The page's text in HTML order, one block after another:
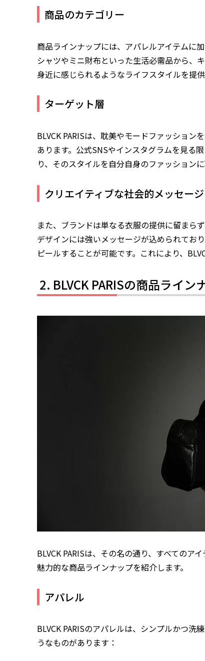
商品のカテゴリー
商品ラインナップには、アパレルアイテムに
シャツやミニ財布といった生活必需品から、
身近に感じられるようなライフスタイルを提供
ターゲット層
BLVCK PARISは、耽美やモードファッショ
あります。公式SNSやインスタグラムを見る
り、そのスタイルを自分自身のファッションに
クリエイティブな社会的メッセージ
また、ブランドは単なる衣服の提供に留まら
デザインには強いメッセージが込められてお
ピールすることが可能です。これにより、
BLVCK PARISの商品ライン
BLVCK PARISは、その名の通り、すべてのア
魅力的な商品ラインナップを紹介します。
アパレル
BLVCK PARISのアパレルは、シンプルかつ洗
うなものがあります：